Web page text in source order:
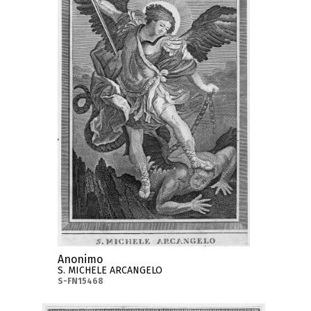
Anonimo
S. MICHELE ARCANGELO
S-FN15468